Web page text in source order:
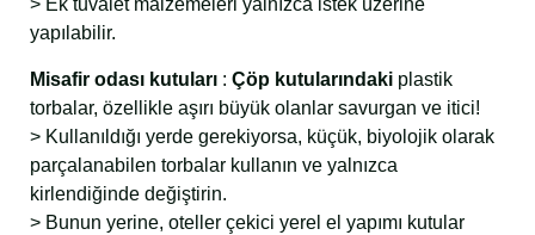
> Ek tuvalet malzemeleri yalnızca istek üzerine
yapılabilir.
Misafir odası kutuları : Çöp kutularındaki plastik
torbalar, özellikle aşırı büyük olanlar savurgan ve itici!
> Kullanıldığı yerde gerekiyorsa, küçük, biyolojik olarak
parçalanabilen torbalar kullanın ve yalnızca
kirlendiğinde değiştirin.
> Bunun yerine, oteller çekici yerel el yapımı kutular